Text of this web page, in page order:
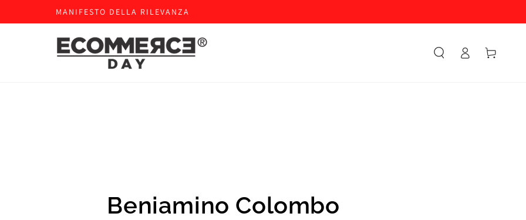
MANIFESTO DELLA RILEVANZA
Accesso Carello
Beniamino Colombo